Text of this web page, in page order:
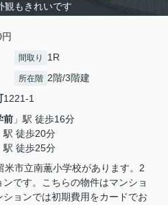
観もきれいです
間取り 1R
所在階 2階/3階建
1221-1
前 」駅 徒歩16分
駅 徒歩20分
駅 徒歩25分
米市立南薫小学校があります。2
です。こちらの物件はマンショ
ションでは初期費用をカードでお